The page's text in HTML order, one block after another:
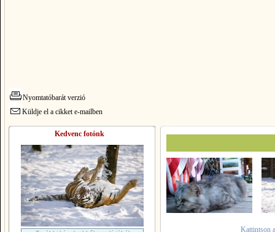
Nyomtatóbarát verzió
Küldje el a cikket e-mailben
Kedvenc fotónk
Kattintson